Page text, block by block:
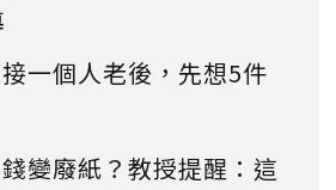
一個人老後，先想5件
變廢紙？教授提醒：這